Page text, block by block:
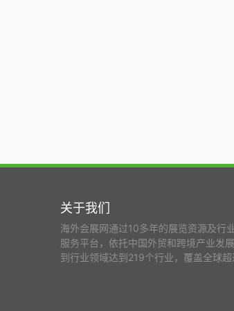
关于我们
海外会展网通过10多年的展览资源及行
服务平台，依托中国外贸和跨境产业发
到行业领域达到219个行业，覆盖全球超